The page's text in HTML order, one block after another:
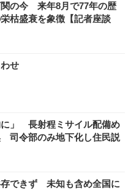
の今 来年8月で77年の歴
枯盛衰を象徴【記者座談
せ
に」 長射程ミサイル配備め
司令部のみ地下化し住民説
できず 未知も含め全国に